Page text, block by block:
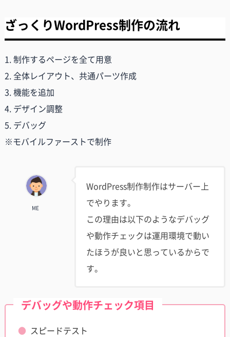
ざっくりWordPress制作の流れ
1. 制作するページを全て用意
2. 全体レイアウト、共通パーツ作成
3. 機能を追加
4. デザイン調整
5. デバッグ
※モバイルファーストで制作
ME
WordPress制作制作はサーバー上
でやります。
この理由は以下のようなデバッグ
や動作チェックは運用環境で動い
たほうが良いと思っているからで
す。
デバッグや動作チェック項目
スピードテスト